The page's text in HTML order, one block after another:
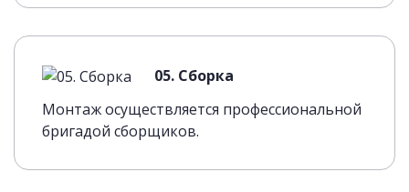
05. Сборка
Монтаж осуществляется профессиональной
бригадой сборщиков.